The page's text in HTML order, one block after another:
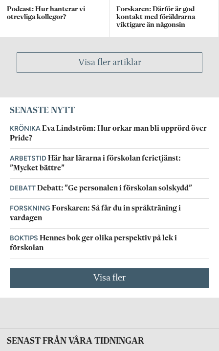
Podcast: Hur hanterar vi
otrevliga kollegor?
Forskaren: Därför är god
kontakt med föräldrarna
viktigare än någonsin
Visa fler artiklar
SENASTE NYTT
KRÖNIKA Eva Lindström: Hur orkar man bli upprörd över
Pride?
ARBETSTIDHär har lärarna i förskolan ferietjänst:
”Mycket bättre”
DEBATTDebatt: ”Ge personalen i förskolan solskydd”
FORSKNING Forskaren: Så får du in språkträning i
vardagen
BOKTIPS Hennes bok ger olika perspektiv på lek i
förskolan
Visa fler
SENAST FRÅN VÅRA TIDNINGAR